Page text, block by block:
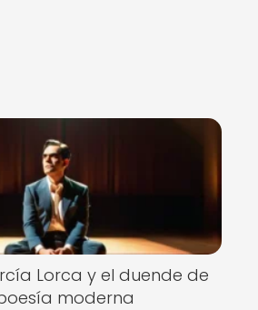
Lorca y el duende de
moderna